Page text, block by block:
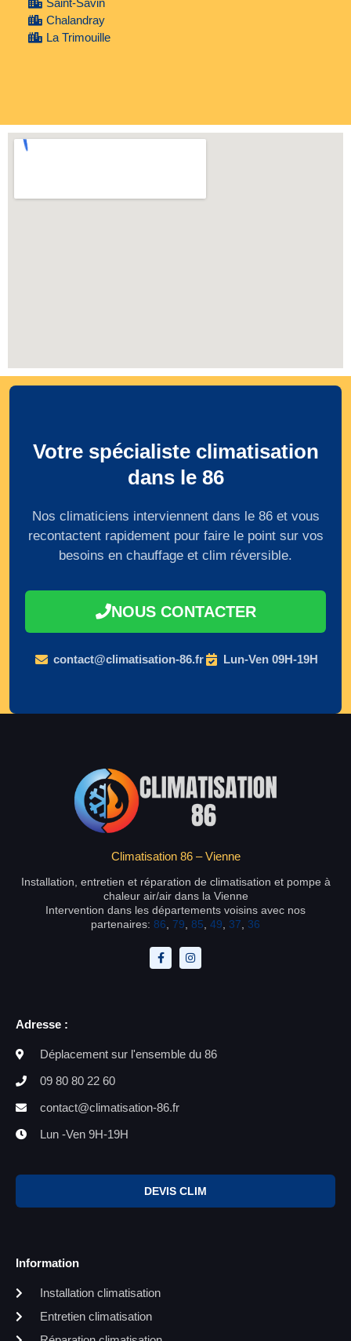
Saint-Savin
Chalandray
La Trimouille
Votre spécialiste climatisation
dans le 86
Nos climaticiens interviennent dans le 86 et vous
recontactent rapidement pour faire le point sur vos
besoins en chauffage et clim réversible.
NOUS CONTACTER
contact@climatisation-86.fr Lun-Ven 09H-19H
Climatisation 86 – Vienne
Installation, entretien et réparation de climatisation et pompe à
chaleur air/air dans la Vienne
Intervention dans les départements voisins avec nos
partenaires: 86 79 85 49 37 36
Adresse :
Déplacement sur l'ensemble du 86
09 80 80 22 60
contact@climatisation-86.fr
Lun -Ven 9H-19H
DEVIS CLIM
Information
Installation climatisation
Entretien climatisation